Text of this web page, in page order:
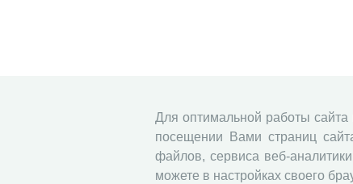
Для оптимальной работы
посещении Вами страниц
файлов, сервиса веб-
можете в настройках своего